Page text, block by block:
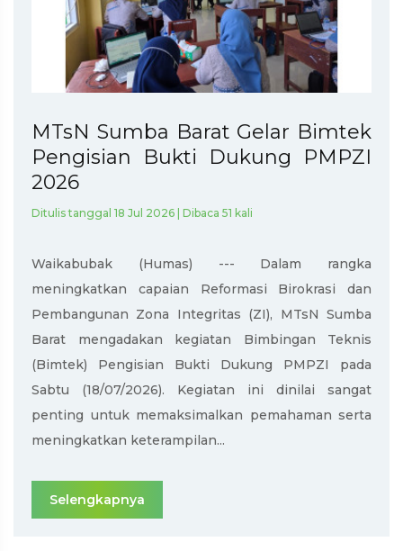
MTsN Sumba Barat Gelar Bimtek
Pengisian Bukti Dukung PMPZI
2026
Ditulis tanggal 18 Jul 2026 | Dibaca 51 kali
Waikabubak (Humas) --- Dalam rangka
meningkatkan capaian Reformasi Birokrasi dan
Pembangunan Zona Integritas (ZI), MTsN Sumba
Barat mengadakan kegiatan Bimbingan Teknis
(Bimtek) Pengisian Bukti Dukung PMPZI pada
Sabtu (18/07/2026). Kegiatan ini dinilai sangat
penting untuk memaksimalkan pemahaman serta
meningkatkan keterampilan...
Selengkapnya